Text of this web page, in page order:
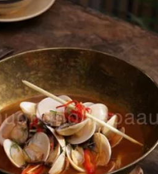
Nhà Hàng Và Dịch Vụ Ăn Uống
Lịch
Sóc Sắc Đẹp
Phương Tiện
Tin
Và Dân Dụng
Lực Tiếng Anh – Chuẩn TOEIC